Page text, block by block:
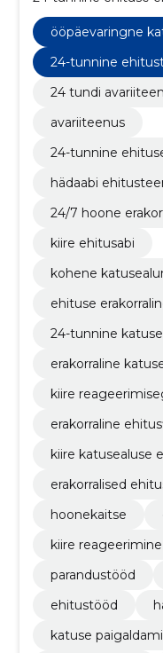
ööpäevaringne
ehitusteenused, 24/
reageerimine, kiire
remonditeenus,
ööpäevaringne
24-tunnine
24 tundi
avariiteenus
24-tunnine
hädaabi
24/7 hoone
kiire ehitusabi
kohene
ehituse
24-tunnine
erakorraline
kiire
erakorraline
kiire katusealuse
erakorralised
hoonekaitse
kiire reageerimine
parandustööd
ehitustööd
katuse